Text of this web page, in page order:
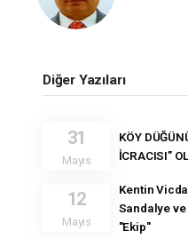
Diğer Yazıları
31
Mayıs
KÖY
İCRACISI”
12
Mayıs
Kentin
Sandalye
"Ekip"